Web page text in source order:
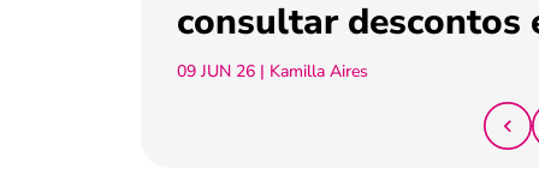
consultar descontos
09 JUN 26 | Kamilla Aires